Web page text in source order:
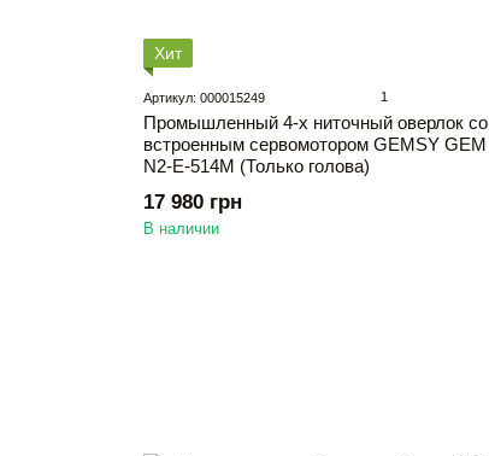
Хит
Артикул: 000015249 1
Промышленный 4-х ниточный оверлок со
встроенным сервомотором GEMSY GEM
N2-E-514M (Только голова)
17 980 грн
В наличии